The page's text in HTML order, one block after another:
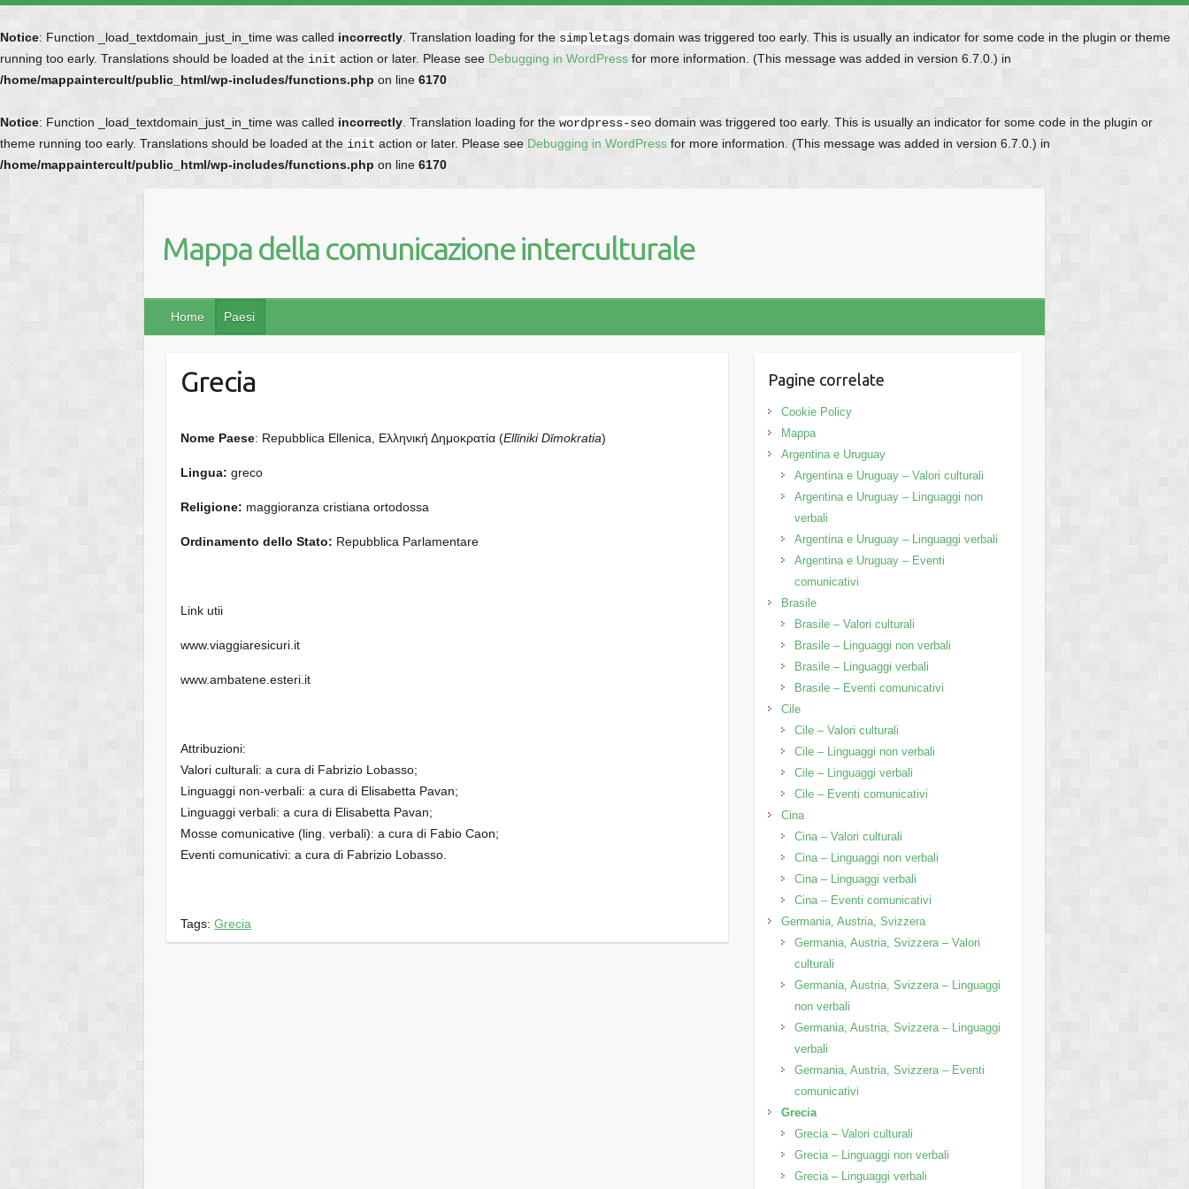
Notice: Function _load_textdomain_just_in_time was called incorrectly . Translation loading for the simpletags domain was triggered too early. This is usually an indicator for some code in the plugin or theme
running too early. Translations should be loaded at the init action or later. Please see Debugging in WordPress for more information. (This message was added in version 6.7.0.) in
/home/mappaintercult/public_html/wp-includes/functions.php on line 6170
Notice: Function _load_textdomain_just_in_time was called incorrectly . Translation loading for the wordpress-seo domain was triggered too early. This is usually an indicator for some code in the plugin or
theme running too early. Translations should be loaded at the init action or later. Please seeDebugging in WordPress for more information. (This message was added in version 6.7.0.) in
/home/mappaintercult/public_html/wp-includes/functions.php on line 6170
Mappa della comunicazione interculturale
Home Paesi
Grecia
Nome Paese: Repubblica Ellenica, Ελληνική Δημοκρατία (Ellīniki Dīmokratia)
Lingua:greco
Religione: maggioranza cristiana ortodossa
Ordinamento dello Stato: Repubblica Parlamentare
Link utii
www.viaggiaresicuri.it
www.ambatene.esteri.it
Attribuzioni:
Valori culturali: a cura di Fabrizio Lobasso;
Linguaggi non-verbali: a cura di Elisabetta Pavan;
Linguaggi verbali: a cura di Elisabetta Pavan;
Mosse comunicative (ling. verbali): a cura di Fabio Caon;
Eventi comunicativi: a cura di Fabrizio Lobasso.
Tags:Grecia
Pagine correlate
Cookie Policy
Mappa
Argentina e Uruguay
Argentina e Uruguay – Valori culturali
Argentina e Uruguay – Linguaggi non
verbali
Argentina e Uruguay – Linguaggi verbali
Argentina e Uruguay – Eventi
comunicativi
Brasile
Brasile – Valori culturali
Brasile – Linguaggi non verbali
Brasile – Linguaggi verbali
Brasile – Eventi comunicativi
Cile
Cile – Valori culturali
Cile – Linguaggi non verbali
Cile – Linguaggi verbali
Cile – Eventi comunicativi
Cina
Cina – Valori culturali
Cina – Linguaggi non verbali
Cina – Linguaggi verbali
Cina – Eventi comunicativi
Germania, Austria, Svizzera
Germania, Austria, Svizzera – Valori
culturali
Germania, Austria, Svizzera – Linguaggi
non verbali
Germania, Austria, Svizzera – Linguaggi
verbali
Germania, Austria, Svizzera – Eventi
comunicativi
Grecia
Grecia – Valori culturali
Grecia – Linguaggi non verbali
Grecia – Linguaggi verbali